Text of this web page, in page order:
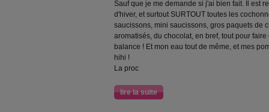
Sauf que je me demande si j'ai bien fait. Il est
d'hiver, et surtout SURTOUT toutes les
saucissons, mini saucissons, gros paquets de
aromatisés, du chocolat, en bref, tout pour
balance ! Et mon eau tout de même, et mes
hihi !
La proc
lire la suite